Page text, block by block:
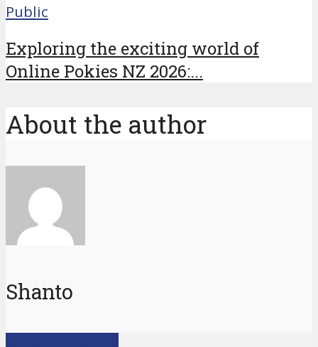
Public
Exploring the exciting world of
Online Pokies NZ 2026:...
About the author
Shanto